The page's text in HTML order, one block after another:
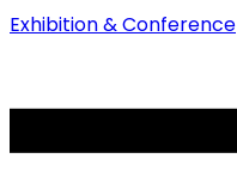
Exhibition & Conference